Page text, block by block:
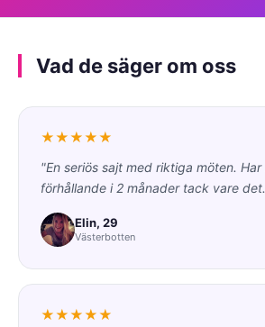
Vad de säger om oss
★★★★★
"En seriös sajt med riktiga möten.
förhållande i 2 månader tack vare
Elin, 29
Västerbotten
★★★★★